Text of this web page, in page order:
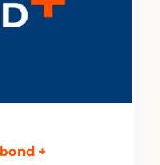
+